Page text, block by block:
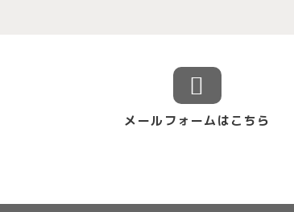
メールフォームはこちら